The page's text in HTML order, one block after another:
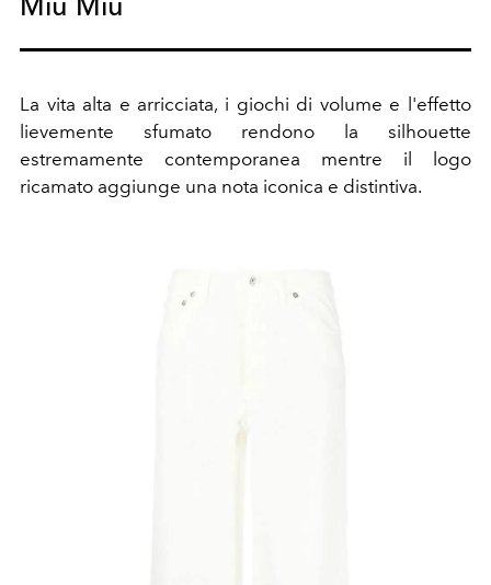
La vita alta e arricciata, i giochi di volume e l'effetto
lievemente sfumato rendono la silhouette
estremamente contemporanea mentre il logo
ricamato aggiunge una nota iconica e distintiva.